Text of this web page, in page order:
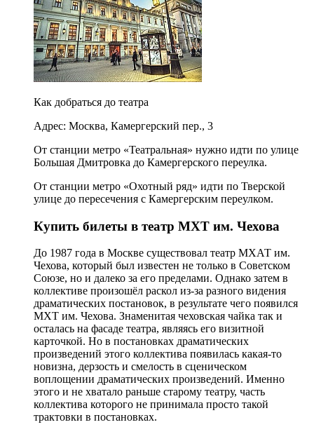
Как добраться до театра
Адрес: Москва, Камергерский пер., 3
От станции метро «Театральная» нужно идти по улице
Большая Дмитровка до Камергерского переулка.
От станции метро «Охотный ряд» идти по Тверской
улице до пересечения с Камергерским переулком.
Купить билеты в театр МХТ им. Чехова
До 1987 года в Москве существовал театр МХАТ им.
Чехова, который был известен не только в Советском
Союзе, но и далеко за его пределами. Однако затем в
коллективе произошёл раскол из-за разного видения
драматических постановок, в результате чего появился
МХТ им. Чехова. Знаменитая чеховская чайка так и
осталась на фасаде театра, являясь его визитной
карточкой. Но в постановках драматических
произведений этого коллектива появилась какая-то
новизна, дерзость и смелость в сценическом
воплощении драматических произведений. Именно
этого и не хватало раньше старому театру, часть
коллектива которого не принимала просто такой
трактовки в постановках.